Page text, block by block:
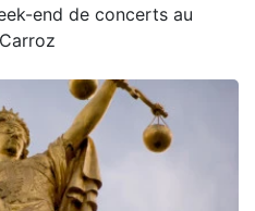
end de concerts au